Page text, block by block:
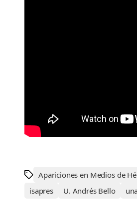
Apariciones en Medios de
isapres
U. Andrés Bello